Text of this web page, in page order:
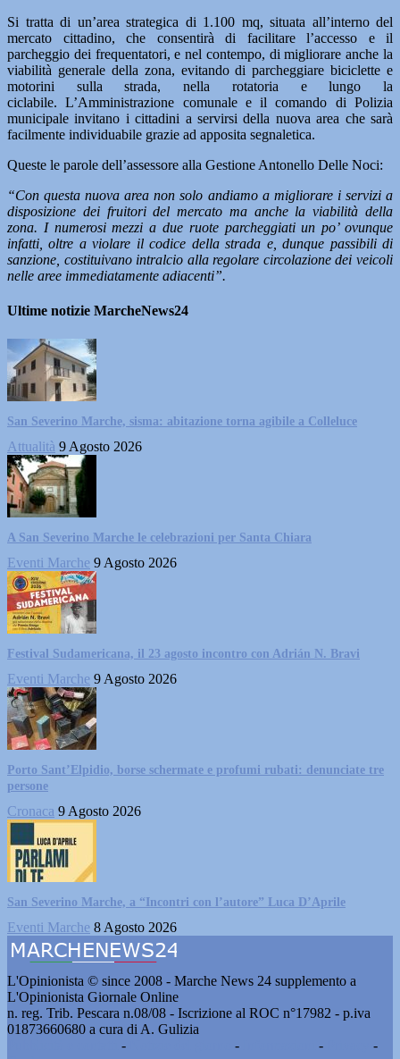
Si tratta di un’area strategica di 1.100 mq, situata all’interno del
mercato cittadino, che consentirà di facilitare l’accesso e il
parcheggio dei frequentatori, e nel contempo, di migliorare anche la
viabilità generale della zona, evitando di parcheggiare biciclette e
motorini sulla strada, nella rotatoria e lungo la
ciclabile. L’Amministrazione comunale e il comando di Polizia
municipale invitano i cittadini a servirsi della nuova area che sarà
facilmente individuabile grazie ad apposita segnaletica.
Queste le parole dell’assessore alla Gestione Antonello Delle Noci:
“Con questa nuova area non solo andiamo a migliorare i servizi a
disposizione dei fruitori del mercato ma anche la viabilità della
zona. I numerosi mezzi a due ruote parcheggiati un po’ ovunque
infatti, oltre a violare il codice della strada e, dunque passibili di
sanzione, costituivano intralcio alla regolare circolazione dei veicoli
nelle aree immediatamente adiacenti”.
Ultime notizie MarcheNews24
San Severino Marche, sisma: abitazione torna agibile a Colleluce
Attualità 9 Agosto 2026
A San Severino Marche le celebrazioni per Santa Chiara
Eventi Marche 9 Agosto 2026
Festival Sudamericana, il 23 agosto incontro con Adrián N. Bravi
Eventi Marche 9 Agosto 2026
Porto Sant’Elpidio, borse schermate e profumi rubati: denunciate tre
persone
Cronaca 9 Agosto 2026
San Severino Marche, a “Incontri con l’autore” Luca D’Aprile
Eventi Marche 8 Agosto 2026
L'Opinionista © since 2008 - Marche News 24 supplemento a
L'Opinionista Giornale Online
n. reg. Trib. Pescara n.08/08 - Iscrizione al ROC n°17982 - p.iva
01873660680 a cura di A. Gulizia
- - -
-